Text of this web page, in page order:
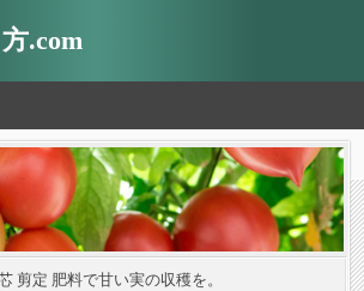
.com
剪定 肥料で甘い実の収穫を。